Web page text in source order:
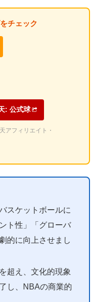
チェック
: 公式球
アフィリエイト・
スケットボールに
ト性」「グローバ
的に向上させまし
超え、文化的現象
し、NBAの商業的